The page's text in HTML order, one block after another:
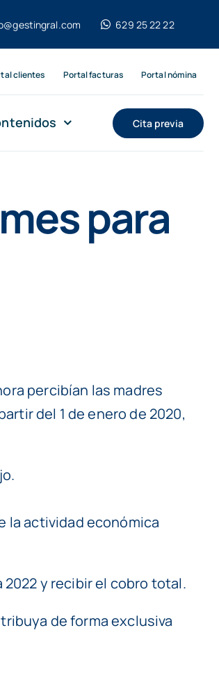
629 25 22 22
clientes Portal facturas Portal nómina
Cita previa
para
percibían las madres
del 1 de enero de 2020,
la actividad económica
2022 y recibir el cobro total.
de forma exclusiva